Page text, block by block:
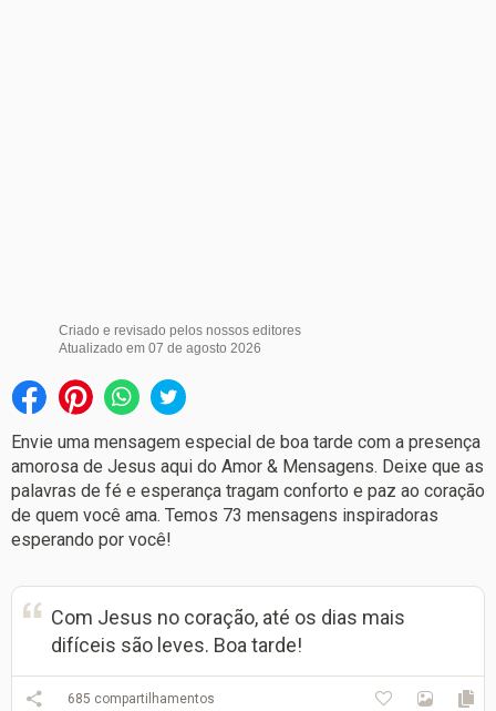
Criado e revisado pelos nossos editores
Atualizado em 07 de agosto 2026
Envie uma mensagem especial de boa tarde com a presença
amorosa de Jesus aqui do Amor & Mensagens. Deixe que as
palavras de fé e esperança tragam conforto e paz ao coração
de quem você ama. Temos 73 mensagens inspiradoras
esperando por você!
Com Jesus no coração, até os dias mais
difíceis são leves. Boa tarde!
685 compartilhamentos